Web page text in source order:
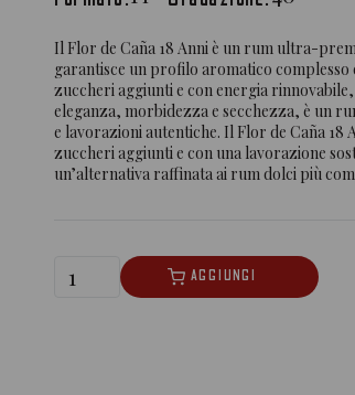
Il Flor de Caña 18 Anni è un rum ultra-
garantisce un profilo aromatico
zuccheri aggiunti e con energia
eleganza, morbidezza e secchezza, è un
e lavorazioni autentiche. Il Flor de Caña
zuccheri aggiunti e con una lavorazione
un’alternativa raffinata ai rum dolci più